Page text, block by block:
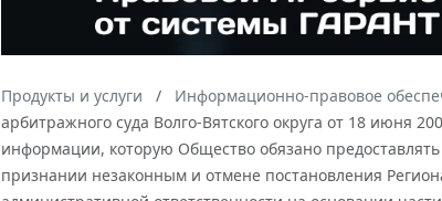
Продукты и услуги Информационно-правовое
арбитражного суда Волго-Вятского округа от 18 июня
информации, которую Общество обязано
признании незаконным и отмене постановления